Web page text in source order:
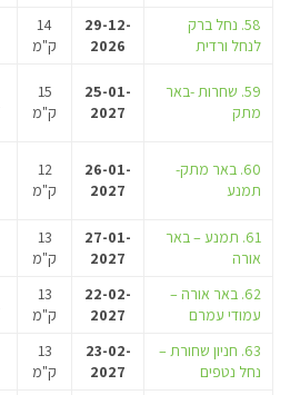
58. נחל ברק
לנחל ורדית
29-12-
2026
14
ק"מ
59. שחרות -באר
מתק
25-01-
2027
15
ק"מ
60. באר מתק-
תמנע
26-01-
2027
12
ק"מ
61. תמנע – באר
אורה
27-01-
2027
13
ק"מ
62. באר אורה –
עמודי עמרם
22-02-
2027
13
ק"מ
63. חניון שחורת –
נחל נטפים
23-02-
2027
13
ק"מ